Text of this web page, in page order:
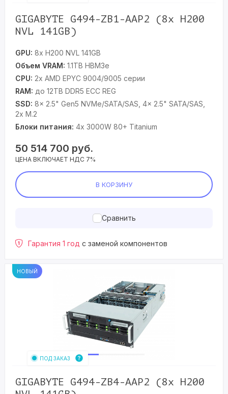
GIGABYTE G494-ZB1-AAP2 (8x H200
NVL 141GB)
GPU: 8x H200 NVL 141GB
Объем VRAM: 1.1TB HBM3e
CPU: 2x AMD EPYC 9004/9005 серии
RAM: до 12TB DDR5 ECC REG
SSD: 8x 2.5" Gen5 NVMe/SATA/SAS, 4x 2.5" SATA/SAS,
2x M.2
Блоки питания: 4x 3000W 80+ Titanium
50 514 700 руб.
ЦЕНА ВКЛЮЧАЕТ НДС 7%
В КОРЗИНУ
Сравнить
Гарантия 1 год с заменой компонентов
НОВЫЙ
ПОД ЗАКАЗ
GIGABYTE G494-ZB4-AAP2 (8x H200